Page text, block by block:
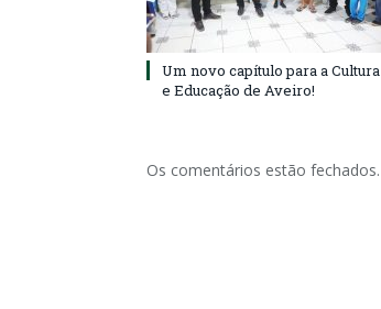
Um novo capítulo para a Cultura
e Educação de Aveiro!
Os comentários estão fechados.